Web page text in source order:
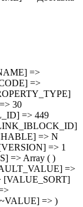
=>
=>
30
=> 449
=> N
=> 1
=> Array ( )
=>
=> )